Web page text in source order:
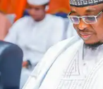
Hoto: